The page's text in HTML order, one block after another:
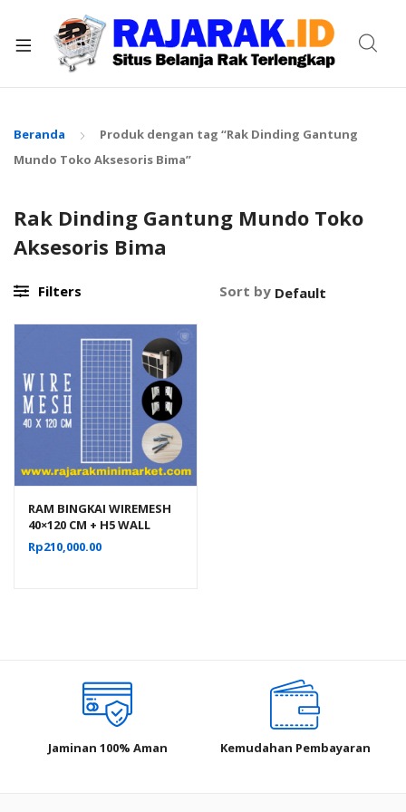
Beranda
Produk dengan tag “Rak Dinding Gantung
Mundo Toko Aksesoris Bima”
Rak Dinding Gantung Mundo Toko
Aksesoris Bima
Filters Sort by
RAM BINGKAI WIREMESH
40×120 CM + H5 WALL
PUTIH | Rak Dinding
Gantung Mundo Toko
Rp210,000.00
Jaminan 100% Aman Kemudahan Pembayaran